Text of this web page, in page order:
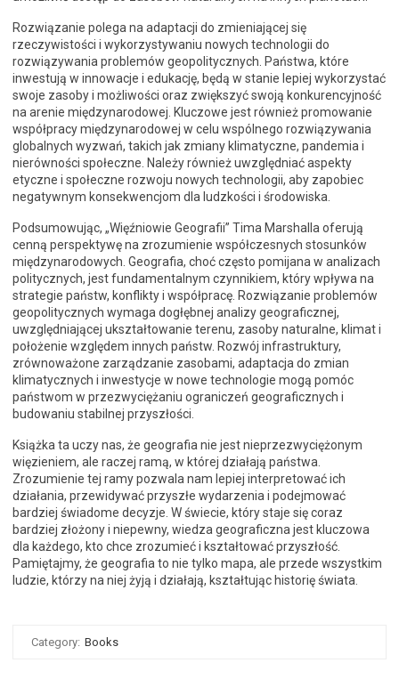
Rozwiązanie polega na adaptacji do zmieniającej się
rzeczywistości i wykorzystywaniu nowych technologii do
rozwiązywania problemów geopolitycznych. Państwa, które
inwestują w innowacje i edukację, będą w stanie lepiej wykorzystać
swoje zasoby i możliwości oraz zwiększyć swoją konkurencyjność
na arenie międzynarodowej. Kluczowe jest również promowanie
współpracy międzynarodowej w celu wspólnego rozwiązywania
globalnych wyzwań, takich jak zmiany klimatyczne, pandemia i
nierówności społeczne. Należy również uwzględniać aspekty
etyczne i społeczne rozwoju nowych technologii, aby zapobiec
negatywnym konsekwencjom dla ludzkości i środowiska.
Podsumowując, „Więźniowie Geografii” Tima Marshalla oferują
cenną perspektywę na zrozumienie współczesnych stosunków
międzynarodowych. Geografia, choć często pomijana w analizach
politycznych, jest fundamentalnym czynnikiem, który wpływa na
strategie państw, konflikty i współpracę. Rozwiązanie problemów
geopolitycznych wymaga dogłębnej analizy geograficznej,
uwzględniającej ukształtowanie terenu, zasoby naturalne, klimat i
położenie względem innych państw. Rozwój infrastruktury,
zrównoważone zarządzanie zasobami, adaptacja do zmian
klimatycznych i inwestycje w nowe technologie mogą pomóc
państwom w przezwyciężaniu ograniczeń geograficznych i
budowaniu stabilnej przyszłości.
Książka ta uczy nas, że geografia nie jest nieprzezwyciężonym
więzieniem, ale raczej ramą, w której działają państwa.
Zrozumienie tej ramy pozwala nam lepiej interpretować ich
działania, przewidywać przyszłe wydarzenia i podejmować
bardziej świadome decyzje. W świecie, który staje się coraz
bardziej złożony i niepewny, wiedza geograficzna jest kluczowa
dla każdego, kto chce zrozumieć i kształtować przyszłość.
Pamiętajmy, że geografia to nie tylko mapa, ale przede wszystkim
ludzie, którzy na niej żyją i działają, kształtując historię świata.
Category: Books